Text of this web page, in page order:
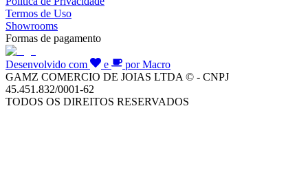
Termos de Uso
Showrooms
Formas de pagamento
Desenvolvido com e
por Macro
GAMZ COMERCIO DE JOIAS LTDA © - CNPJ
45.451.832/0001-62
TODOS OS DIREITOS RESERVADOS